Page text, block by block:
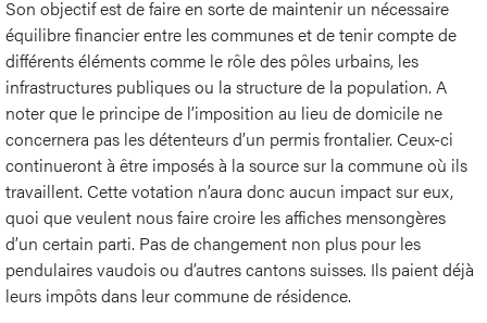
Son objectif est de faire en sorte de maintenir un nécessaire
équilibre financier entre les communes et de tenir compte de
différents éléments comme le rôle des pôles urbains, les
infrastructures publiques ou la structure de la population. A
noter que le principe de l’imposition au lieu de domicile ne
concernera pas les détenteurs d’un permis frontalier. Ceux-ci
continueront à être imposés à la source sur la commune où ils
travaillent. Cette votation n’aura donc aucun impact sur eux,
quoi que veulent nous faire croire les affiches mensongères
d’un certain parti. Pas de changement non plus pour les
pendulaires vaudois ou d’autres cantons suisses. Ils paient déjà
leurs impôts dans leur commune de résidence.